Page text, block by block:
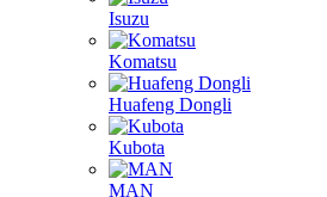
Isuzu
Komatsu
Huafeng Dongli
Kubota
MAN